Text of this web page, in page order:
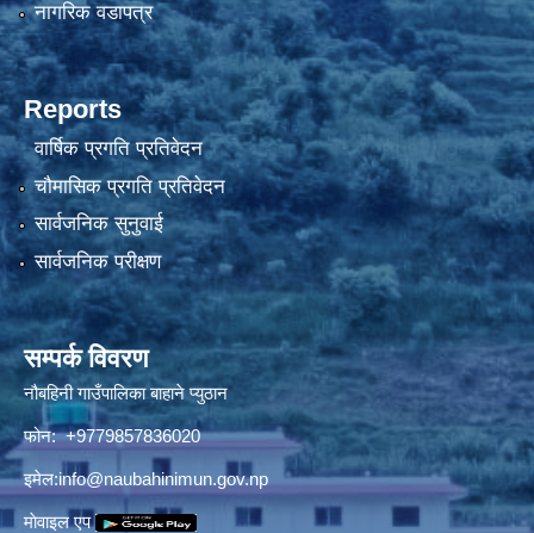
नागरिक वडापत्र
Reports
वार्षिक प्रगति प्रतिवेदन
चौमासिक प्रगति प्रतिवेदन
सार्वजनिक सुनुवाई
सार्वजनिक परीक्षण
सम्पर्क विवरण
नौबहिनी गाउँपालिका बाहाने प्युठान
फोन: +9779857836020
इमेल:info@naubahinimun.gov.np
माेवाइल एप